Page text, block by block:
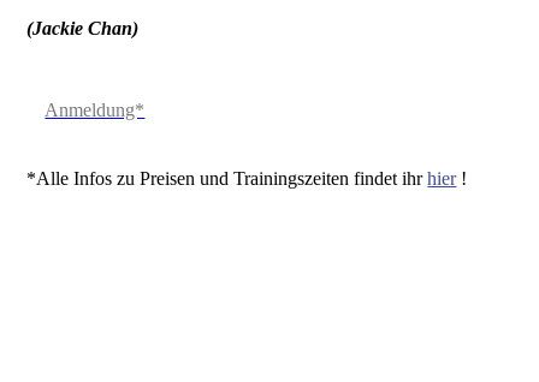
(Jackie Chan)
Anmeldung*
*Alle Infos zu Preisen und Trainingszeiten findet ihrhier!